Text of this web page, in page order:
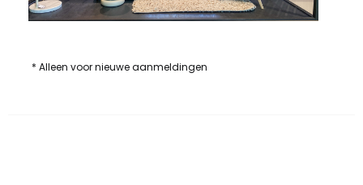
* Alleen voor nieuwe aanmeldingen